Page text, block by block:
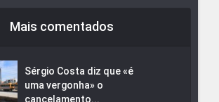
Mais comentados
Sérgio Costa diz que «é
uma vergonha» o
cancelamento...